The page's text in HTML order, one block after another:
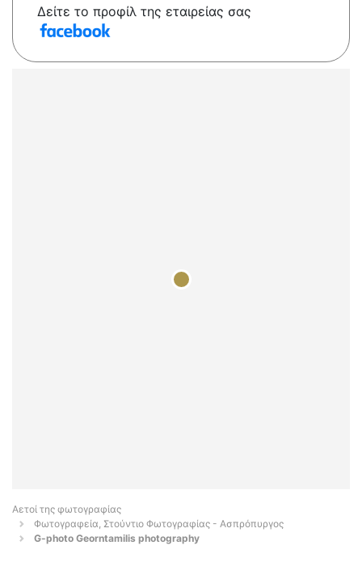
Δείτε το προφίλ της εταιρείας σας
Αετοί της φωτογραφίας
Φωτογραφεία, Στούντιο Φωτογραφίας - Ασπρόπυργος
G-photo Georntamilis photography